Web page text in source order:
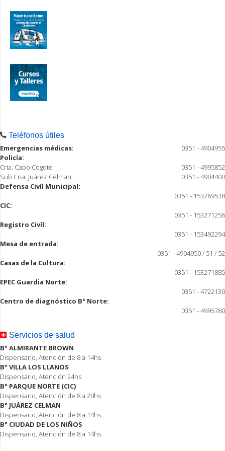
Teléfonos útiles
Emergencias médicas:
0351 - 4904955
Policía:
Cria. Cabo Cogote
0351 - 4995852
Sub Cria. Juárez Celman
0351 - 4904400
Defensa Civíl Municipal:
0351 - 153269538
CIC:
0351 - 153271256
Registro Civíl:
0351 - 153492294
Mesa de entrada:
0351 - 4904950 / 51 / 52
Casas de la Cultura:
0351 - 153271885
EPEC Guardia Norte:
0351 - 4722130
Centro de diagnóstico B° Norte:
0351 - 4995780
Servicios de salud
B° ALMIRANTE BROWN
Dispensario, Atención de 8 a 14hs
B° VILLA LOS LLANOS
Dispensario, Atención 24hs
B° PARQUE NORTE (CIC)
Dispensario, Atención de 8 a 20hs
B° JUÁREZ CELMAN
Dispensario, Atención de 8 a 14hs.
B° CIUDAD DE LOS NIÑOS
Dispensario, Atención de 8 a 14hs